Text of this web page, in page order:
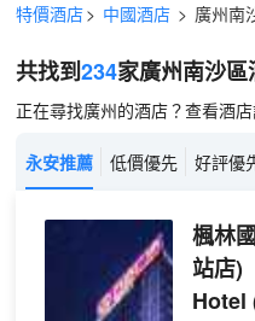
特價酒店> 中國酒店 > 廣州南
共找到234家廣州南沙區
正在尋找廣州的酒店？查看酒
永安推薦 低價優先 好評優
楓林
站店)
Hotel